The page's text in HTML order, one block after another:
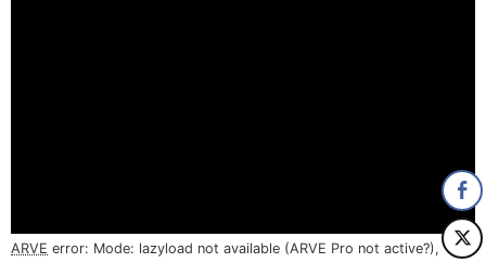
ARVE error: Mode: lazyload not available (ARVE Pro not active?),